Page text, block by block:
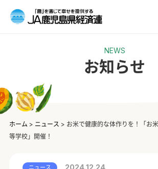
NEWS
お知らせ
ホーム > ニュース > お米で健康的な体作りを！「お
等学校」開催！